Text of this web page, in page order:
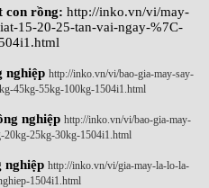
con rồng: http://inko.vn/vi/may-
15-20-25-tan-vai-ngay-%7C-
nghiệp http://inko.vn/vi/bao-gia-may-say-
45kg-55kg-100kg-1504i1.html
nghiệp http://inko.vn/vi/bao-gia-may-
20kg-25kg-30kg-1504i1.html
nghiệp http://inko.vn/vi/gia-may-la-lo-la-
1504i1.html